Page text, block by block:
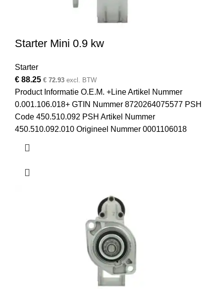
Starter Mini 0.9 kw
Starter
€ 88.25 € 72.93 excl. BTW
Product Informatie O.E.M. +Line Artikel Nummer
0.001.106.018+ GTIN Nummer 8720264075577 PSH
Code 450.510.092 PSH Artikel Nummer
450.510.092.010 Origineel Nummer 0001106018